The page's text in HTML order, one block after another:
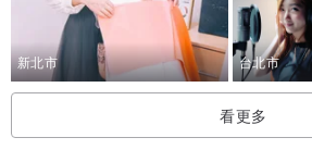
①小型復活節蛋糕1個
②植物染蛋1顆
新北市 台北市
看更多